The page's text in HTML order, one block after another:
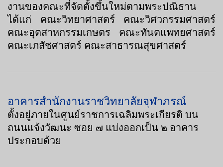
งานของคณะที่จัดตั้งขึ้นใหม่ตามพระปณิธาน
ได้แก่ คณะวิทยาศาสตร์ คณะวิศวกรรมศาสตร์
คณะอุตสาหกรรมเกษตร คณะทันตแพทยศาสตร์
คณะเภสัชศาสตร์ คณะสาธารณสุขศาสตร์
อาคารสำนักงานราชวิทยาลัยจุฬาภรณ์
ตั้งอยู่ภายในศูนย์ราชการเฉลิมพระเกียรติ บน
ถนนแจ้งวัฒนะ ซอย ๗ แบ่งออกเป็น ๒ อาคาร
ประกอบด้วย